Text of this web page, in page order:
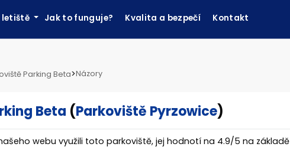
letiště Jak to funguje? Kvalita a bezpečí Kontakt
Parking Beta>Názory
Beta (Parkoviště Pyrzowice)
webu využili toto parkoviště, jej hodnotí na 4.9/5 na základě